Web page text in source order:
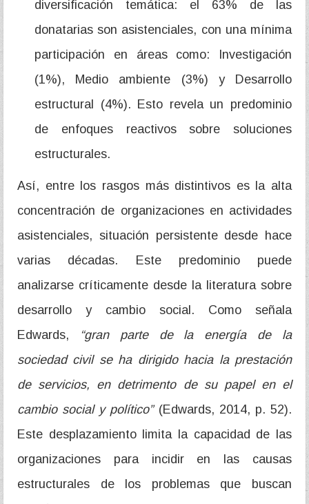
diversificación temática: el 63% de las
donatarias son asistenciales, con una mínima
participación en áreas como: Investigación
(1%), Medio ambiente (3%) y Desarrollo
estructural (4%). Esto revela un predominio
de enfoques reactivos sobre soluciones
estructurales.
Así, entre los rasgos más distintivos es la alta
concentración de organizaciones en actividades
asistenciales, situación persistente desde hace
varias décadas. Este predominio puede
analizarse críticamente desde la literatura sobre
desarrollo y cambio social. Como señala
Edwards,
“gran parte de la energía de la
sociedad civil se ha dirigido hacia la prestación
de servicios, en detrimento de su papel en el
cambio social y político”(Edwards, 2014, p. 52).
Este desplazamiento limita la capacidad de las
organizaciones para incidir en las causas
estructurales de los problemas que buscan